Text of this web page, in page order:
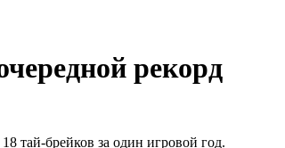
рекорд
тай-брейков за один игровой год.